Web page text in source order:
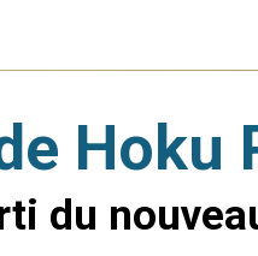
Hoku
du